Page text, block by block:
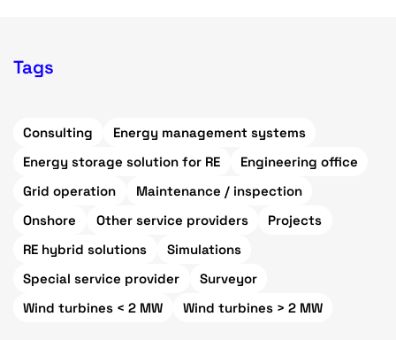
Tags
Consulting
Energy management systems
Energy storage solution for RE
Engineering office
Grid operation
Maintenance / inspection
Onshore
Other service providers
Projects
RE hybrid solutions
Simulations
Special service provider
Surveyor
Wind turbines < 2 MW
Wind turbines > 2 MW